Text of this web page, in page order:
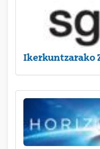
Ikerkuntzarako